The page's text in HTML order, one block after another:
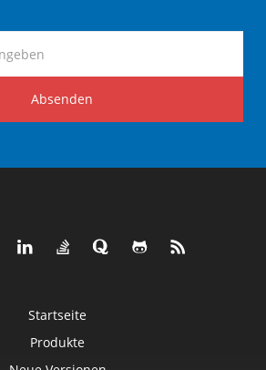
Absenden
Startseite
Produkte